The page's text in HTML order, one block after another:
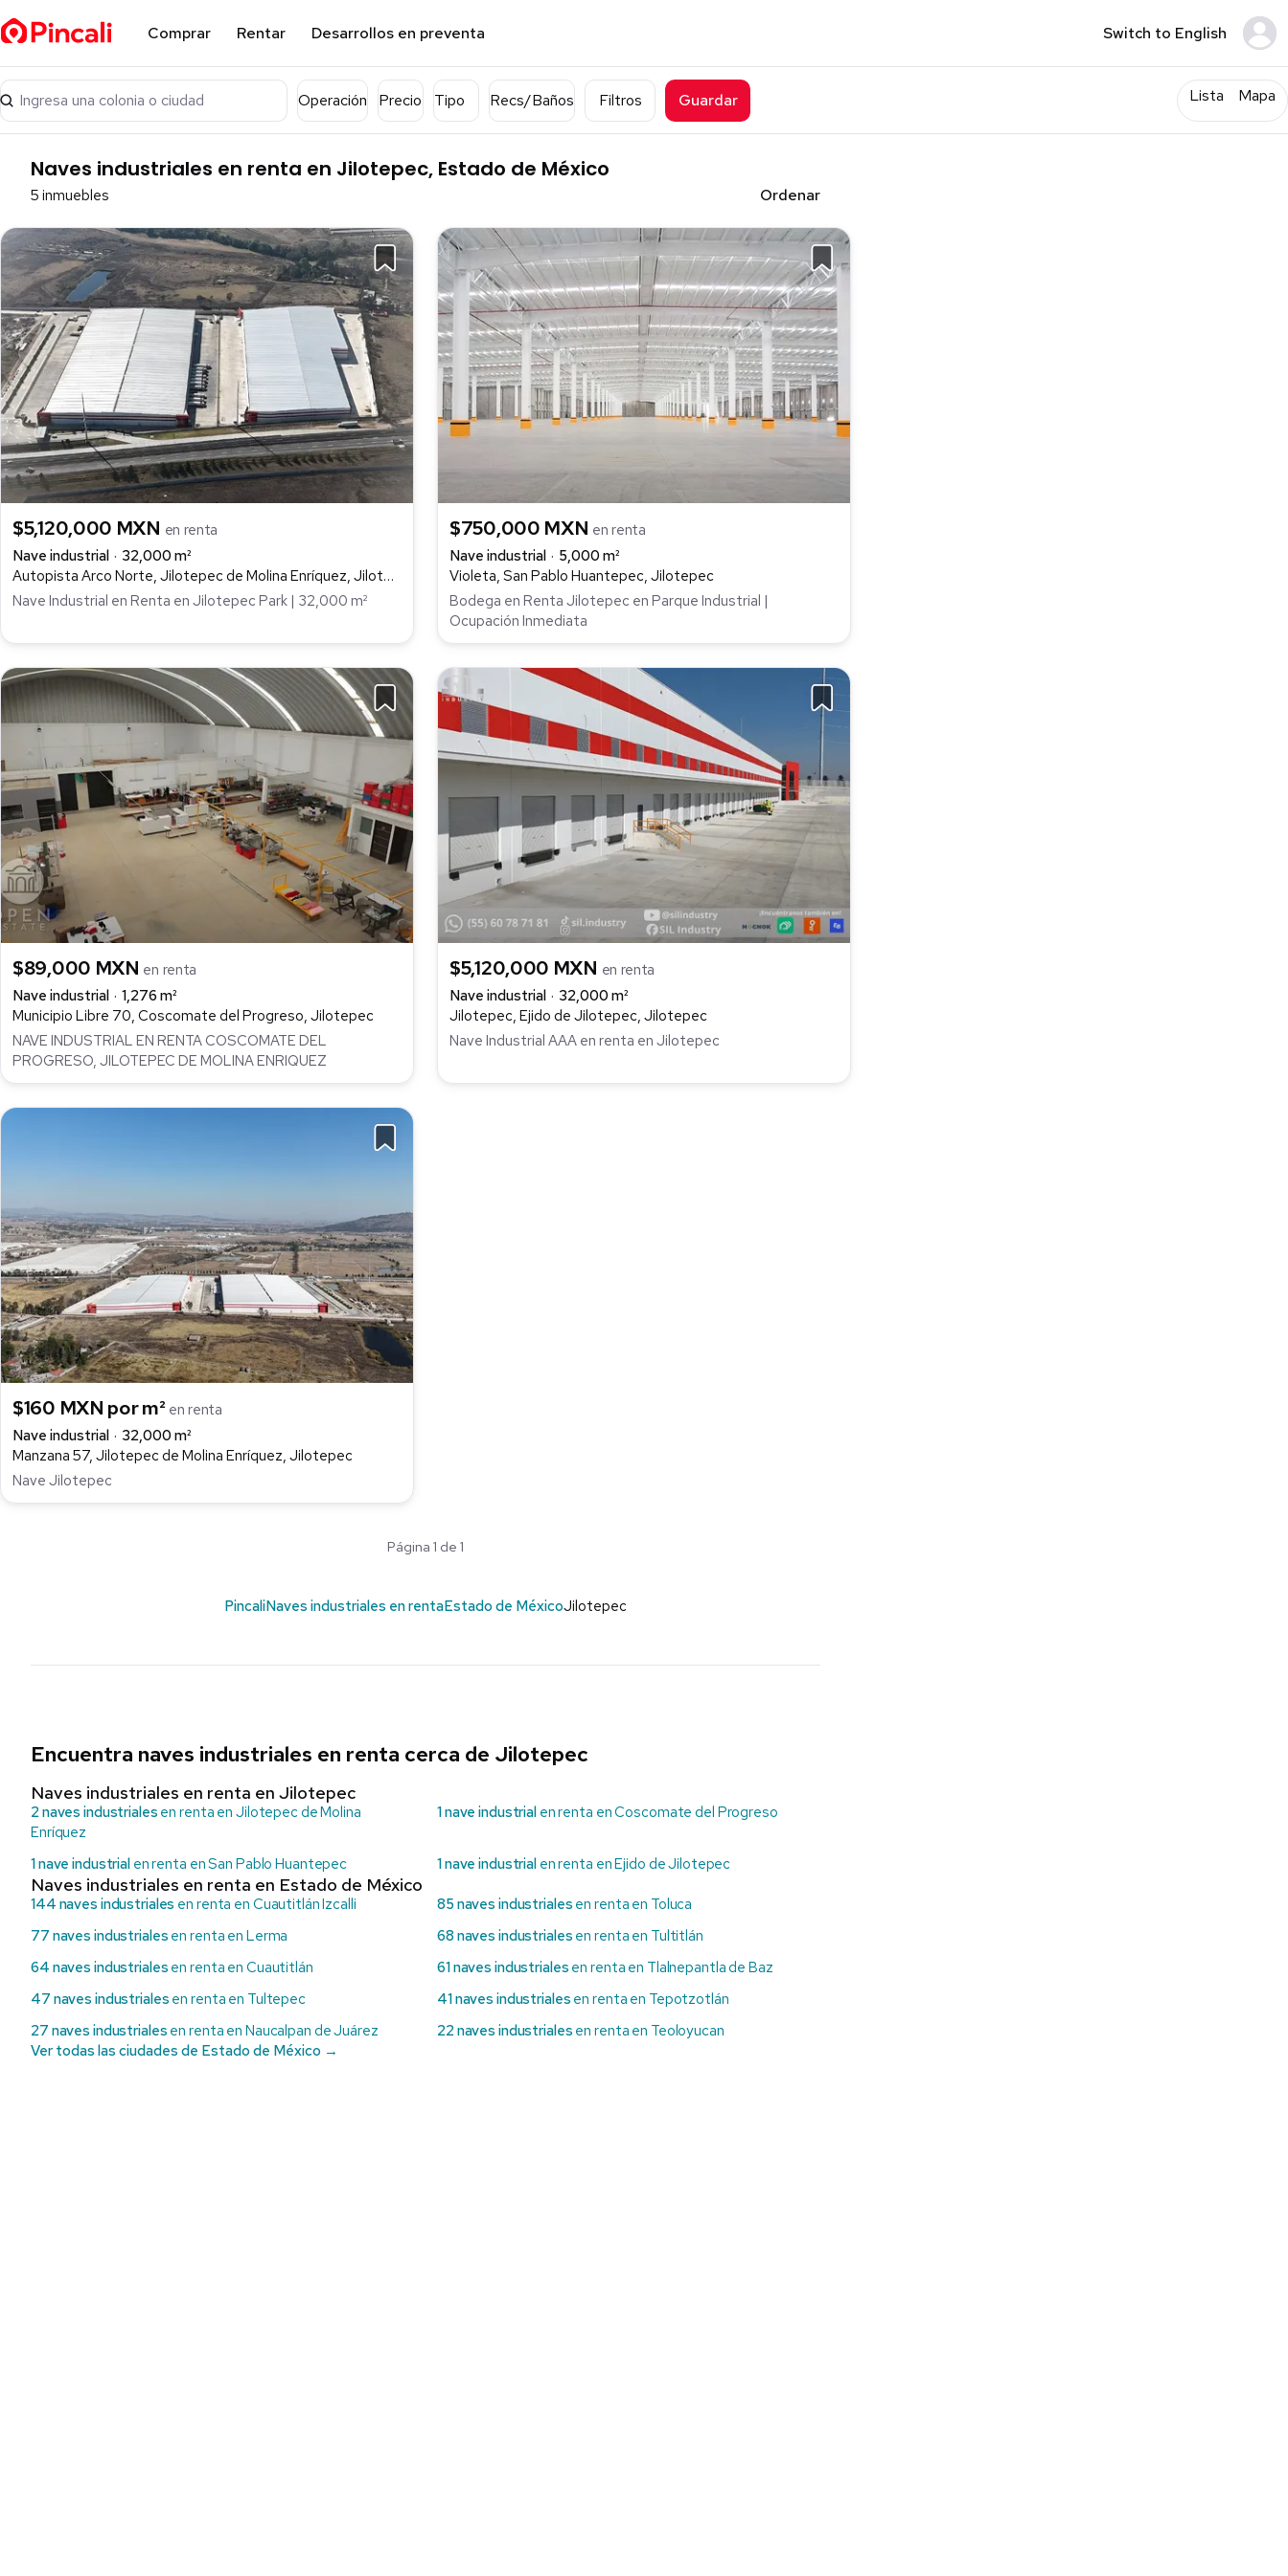
Comprar Rentar Desarrollos en preventa Switch to English
Ingresa una colonia o ciudad Operación Precio Tipo Recs/Baños Filtros Guardar Lista Mapa
Naves industriales en renta en Jilotepec, Estado de México
5 inmuebles Ordenar
$5,120,000 MXN en renta
Nave industrial
32,000 m²
Autopista Arco Norte, Jilotepec de Molina Enríquez, Jilotepec
Nave Industrial en Renta en Jilotepec Park | 32,000 m²
$750,000 MXN en renta
Nave industrial
5,000 m²
Violeta, San Pablo Huantepec, Jilotepec
Bodega en Renta Jilotepec en Parque Industrial |
Ocupación Inmediata
$89,000 MXN en renta
Nave industrial
1,276 m²
Municipio Libre 70, Coscomate del Progreso, Jilotepec
NAVE INDUSTRIAL EN RENTA COSCOMATE DEL
PROGRESO, JILOTEPEC DE MOLINA ENRIQUEZ
$5,120,000 MXN en renta
Nave industrial
32,000 m²
Jilotepec, Ejido de Jilotepec, Jilotepec
Nave Industrial AAA en renta en Jilotepec
$160 MXN por m² en renta
Nave industrial
32,000 m²
Manzana 57, Jilotepec de Molina Enríquez, Jilotepec
Nave Jilotepec
Página 1 de 1
PincaliNaves industriales en rentaEstado de MéxicoJilotepec
Encuentra naves industriales en renta cerca de Jilotepec
Naves industriales en renta en Jilotepec
2 naves industriales en renta en Jilotepec de Molina
Enríquez
1 nave industrialen renta en Coscomate del Progreso
1 nave industrialen renta en San Pablo Huantepec 1 nave industrialen renta en Ejido de Jilotepec
Naves industriales en renta en Estado de México
144 naves industriales en renta en Cuautitlán Izcalli 85 naves industriales en renta en Toluca
77 naves industriales en renta en Lerma 68 naves industriales en renta en Tultitlán
64 naves industriales en renta en Cuautitlán 61 naves industriales en renta en Tlalnepantla de Baz
47 naves industriales en renta en Tultepec 41 naves industriales en renta en Tepotzotlán
27 naves industriales en renta en Naucalpan de Juárez 22 naves industriales en renta en Teoloyucan
Ver todas las ciudades de Estado de México →